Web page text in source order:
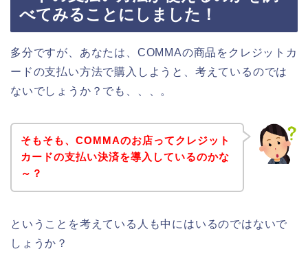
べてみることにしました！
多分ですが、あなたは、COMMAの商品をクレジットカ
ードの支払い方法で購入しようと、考えているのでは
ないでしょうか？でも、、、。
そもそも、COMMAのお店ってクレジット
カードの支払い決済を導入しているのかな
～？
ということを考えている人も中にはいるのではないで
しょうか？